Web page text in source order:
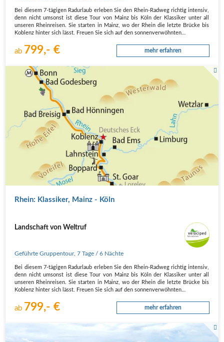
Bei diesem 7-tägigen Radurlaub erleben Sie den Rhein-Radweg richtig intensiv,
denn nicht umsonst ist diese Tour von Mainz bis Köln der Klassiker unter all
unseren Rheinreisen. Sie starten in Mainz, wo der Rhein die letzte Brücke bis
Koblenz hinter sich lässt. Freuen Sie sich auf den sonnenverwöhnten…
ab 799,- € mehr erfahren
Rhein: Klassiker, Mainz - Köln
Landschaft von Weltruf
Geführte Gruppentour,7 Tage / 6 Nächte
Bei diesem 7-tägigen Radurlaub erleben Sie den Rhein-Radweg richtig intensiv,
denn nicht umsonst ist diese Tour von Mainz bis Köln der Klassiker unter all
unseren Rheinreisen. Sie starten in Mainz, wo der Rhein die letzte Brücke bis
Koblenz hinter sich lässt. Freuen Sie sich auf den sonnenverwöhnten…
ab 799,- € mehr erfahren